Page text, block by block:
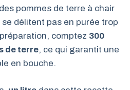
pommes de terre à chair
se délitent pas en purée trop
comptez 300
de terre, ce qui garantit une
en bouche.